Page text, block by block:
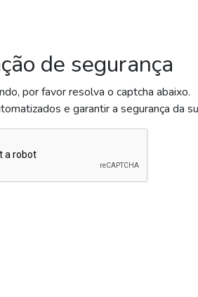
de segurança
por favor resolva o captcha abaixo.
e garantir a segurança da